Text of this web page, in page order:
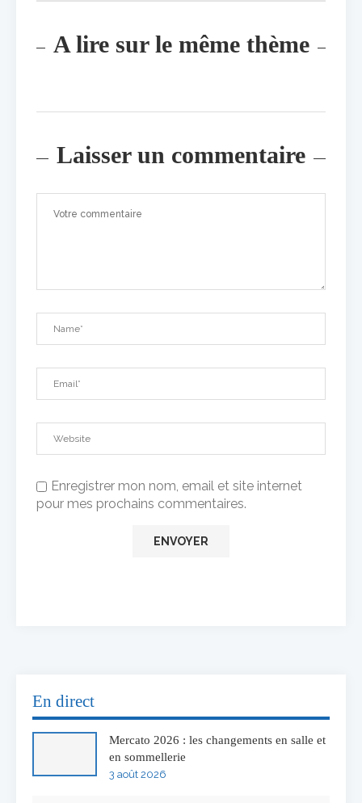
A lire sur le même thème
Laisser un commentaire
Enregistrer mon nom, email et site internet
pour mes prochains commentaires.
En direct
Mercato 2026 : les changements en salle et
en sommellerie
3 août 2026